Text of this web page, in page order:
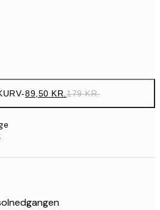
-89,50 KR.179 KR.